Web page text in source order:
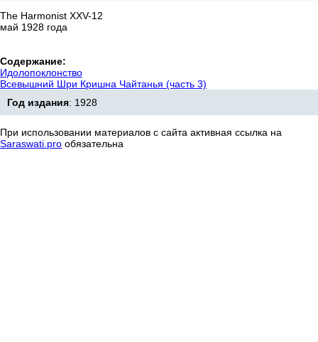
The Harmonist XXV-12
май 1928 года
Содержание:
Идолопоклонство
Всевышний Шри Кришна Чайтанья (часть 3)
Год издания: 1928
При использовании материалов с сайта активная ссылка на
Saraswati.pro обязательна